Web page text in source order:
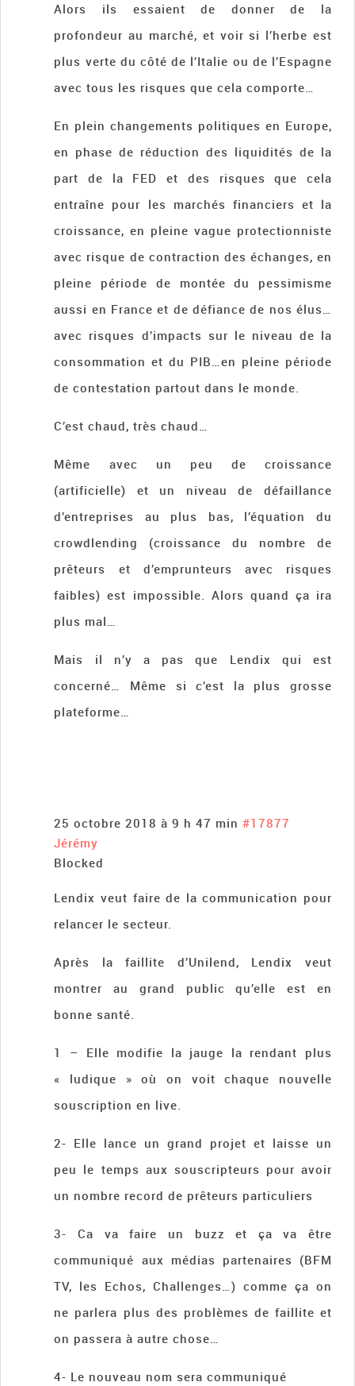
Alors ils essaient de donner de la
profondeur au marché, et voir si l’herbe est
plus verte du côté de l’Italie ou de l’Espagne
avec tous les risques que cela comporte…
En plein changements politiques en Europe,
en phase de réduction des liquidités de la
part de la FED et des risques que cela
entraîne pour les marchés financiers et la
croissance, en pleine vague protectionniste
avec risque de contraction des échanges, en
pleine période de montée du pessimisme
aussi en France et de défiance de nos élus…
avec risques d’impacts sur le niveau de la
consommation et du PIB…en pleine période
de contestation partout dans le monde.
C’est chaud, très chaud…
Même avec un peu de croissance
(artificielle) et un niveau de défaillance
d’entreprises au plus bas, l’équation du
crowdlending (croissance du nombre de
prêteurs et d’emprunteurs avec risques
faibles) est impossible. Alors quand ça ira
plus mal…
Mais il n’y a pas que Lendix qui est
concerné… Même si c’est la plus grosse
plateforme…
25 octobre 2018 à 9 h 47 min #17877
Jérémy
Blocked
Lendix veut faire de la communication pour
relancer le secteur.
Après la faillite d’Unilend, Lendix veut
montrer au grand public qu’elle est en
bonne santé.
1 – Elle modifie la jauge la rendant plus
« ludique » où on voit chaque nouvelle
souscription en live.
2- Elle lance un grand projet et laisse un
peu le temps aux souscripteurs pour avoir
un nombre record de prêteurs particuliers
3- Ca va faire un buzz et ça va être
communiqué aux médias partenaires (BFM
TV, les Echos, Challenges…) comme ça on
ne parlera plus des problèmes de faillite et
on passera à autre chose…
4- Le nouveau nom sera communiqué